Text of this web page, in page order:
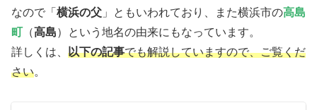
なので「 横浜の父 」ともいわれており、また横浜市の高島
町 （高島）という地名の由来にもなっています。
詳しくは、 以下の記事でも解説していますので、ご覧くだ
さい。